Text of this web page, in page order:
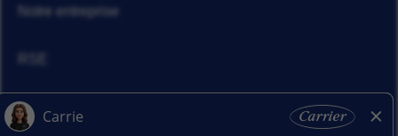
Notre entreprise
Actualités